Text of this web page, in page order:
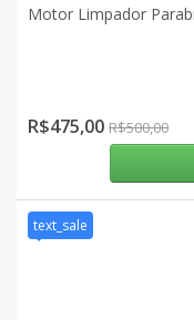
Motor Limpador
R$475,00 R$500,00
text_sale